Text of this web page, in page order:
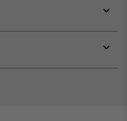
or
or